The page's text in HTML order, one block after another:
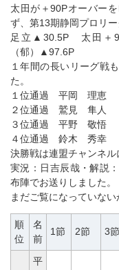
太田が＋90Pオーバー
ず、第13期静岡プロリ
足立▲30.5P 太田＋
（郁）▲97.6P
１年間の長いリーグ戦
た。
１位通過 平岡 理恵
２位通過 鷲見 隼人
３位通過 平野 敬悟
４位通過 鈴木 秀幸
決勝戦は連盟チャンネル
実況：日吉辰哉・解説
布陣でお送りしました。
まだご覧になっていない
順
位
名
前
1節 2節 3節
平